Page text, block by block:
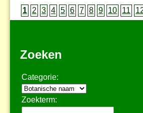
1 2 3 4 5 6 7 8 9 10 11
Zoeken
Categorie:
Zoekterm: